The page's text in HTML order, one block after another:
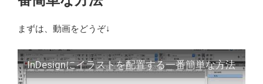
まずは、動画をどうぞ↓
InDesignにイラストを配置する一番簡単な方法